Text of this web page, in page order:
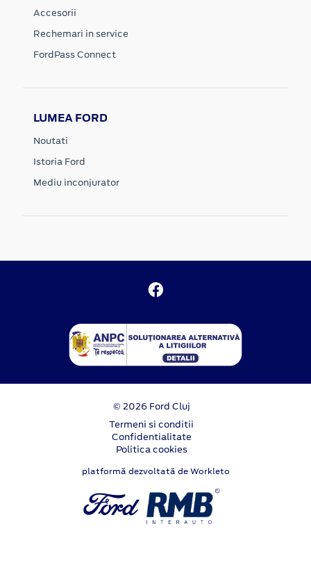
Accesorii
Rechemari in service
FordPass Connect
LUMEA FORD
Noutati
Istoria Ford
Mediu inconjurator
© 2026 Ford Cluj
Termeni si conditii
Confidentialitate
Politica cookies
platformă dezvoltată de Workleto